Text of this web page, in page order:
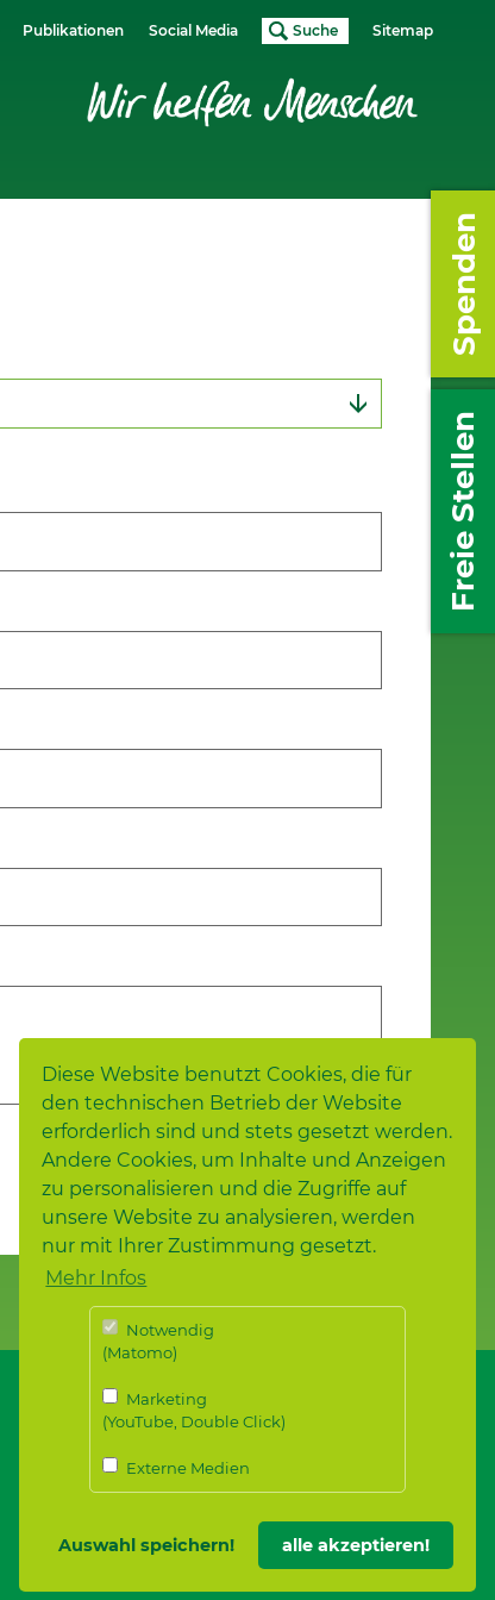
Diese Website benutzt Cookies, die für
den technischen Betrieb der Website
erforderlich sind und stets gesetzt werden.
Andere Cookies, um Inhalte und Anzeigen
zu personalisieren und die Zugriffe auf
unsere Website zu analysieren, werden
nur mit Ihrer Zustimmung gesetzt.
Mehr Infos
Notwendig
(Matomo)
Marketing
(YouTube, Double Click)
Externe Medien
Auswahl speichern! alle akzeptieren!
Publikationen Social Media Suche Sitemap
Spenden
Freie Stellen